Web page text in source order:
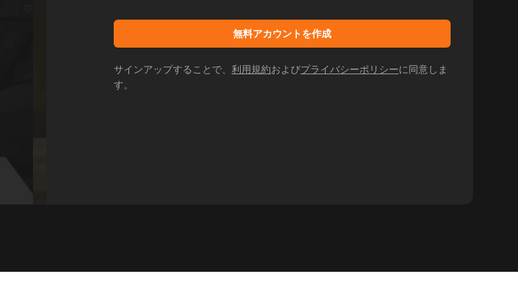
無料アカウントを作成
サインアップすることで、 利用規約およびプライバシーポリシーに同意しま
す。